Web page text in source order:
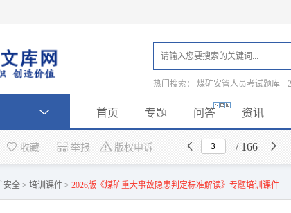
热门搜索： 煤矿安管人员考试题库
首页 专题 问答 资讯
收藏 举报 版权申诉 / 166
安全 > 培训课件 > 2026版《煤矿重大事故隐患判定标准解读》专题培训课件